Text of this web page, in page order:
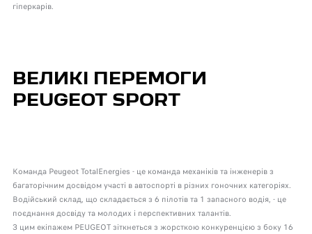
гіперкарів.
ВЕЛИКІ ПЕРЕМОГИ
PEUGEOT SPORT
Команда Peugeot TotalEnergies - це команда механіків та інженерів з
багаторічним досвідом участі в автоспорті в різних гоночних категоріях.
Водійський склад, що складається з 6 пілотів та 1 запасного водія, - це
поєднання досвіду та молодих і перспективних талантів.
З цим екіпажем PEUGEOT зіткнеться з жорсткою конкуренцією з боку 16